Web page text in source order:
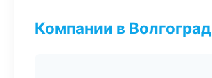
Компании в Волгоград